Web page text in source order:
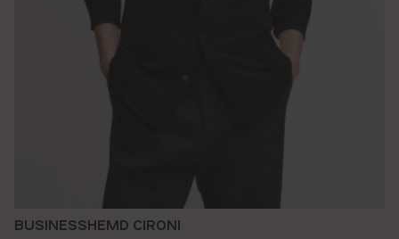
BUSINESSHEMD CIRONI